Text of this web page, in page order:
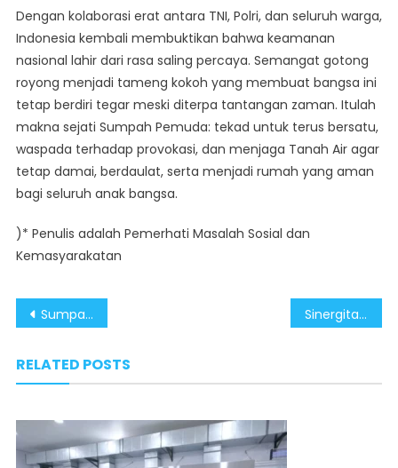
Dengan kolaborasi erat antara TNI, Polri, dan seluruh warga,
Indonesia kembali membuktikan bahwa keamanan
nasional lahir dari rasa saling percaya. Semangat gotong
royong menjadi tameng kokoh yang membuat bangsa ini
tetap berdiri tegar meski diterpa tantangan zaman. Itulah
makna sejati Sumpah Pemuda: tekad untuk terus bersatu,
waspada terhadap provokasi, dan menjaga Tanah Air agar
tetap damai, berdaulat, serta menjadi rumah yang aman
bagi seluruh anak bangsa.
)* Penulis adalah Pemerhati Masalah Sosial dan
Kemasyarakatan
Post
Sumpah Pemuda Ajak Masyarakat Waspadai Narasi Provokatif di Media Sosial Sinergitas TNI – Polri Sukseskan Momentum Peringatan Sumpah Pemuda
RELATED POSTS